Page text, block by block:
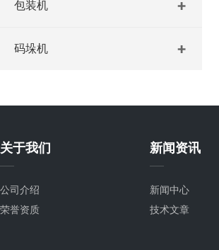
包装机
码垛机
关于我们
公司介绍
荣誉资质
新闻资讯
新闻中心
技术文章